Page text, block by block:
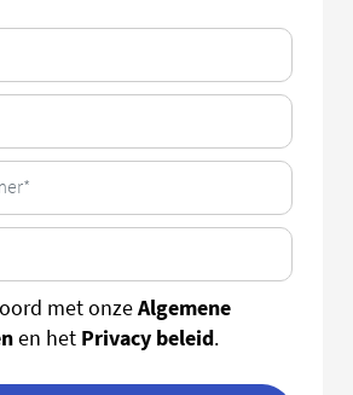
met onzeAlgemene
en het Privacy beleid.